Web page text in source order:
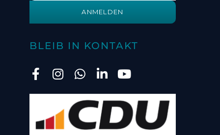
ANMELDEN
BLEIB IN KONTAKT